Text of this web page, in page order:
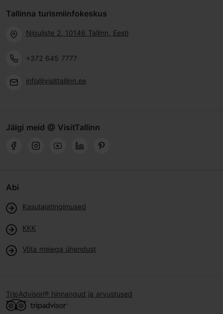
Tallinna turismiinfokeskus
Niguliste 2, 10146 Tallinn, Eesti
+372 645 7777
info@visittallinn.ee
Jälgi meid @ VisitTallinn
Abi
Kasutajatingimused
KKK
Võta meiega ühendust
TripAdvisori® hinnangud ja arvustused